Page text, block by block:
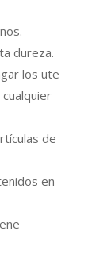
dureza.
los ute
de
en